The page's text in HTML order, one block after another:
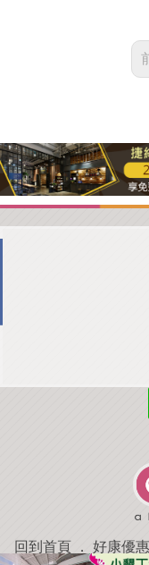
回到首頁 ． 好康優惠